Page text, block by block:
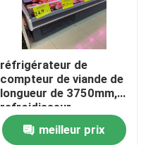
réfrigérateur de
compteur de viande de
longueur de 3750mm,
refroidisseur
d'affichage de la viande
180L d'aciermeilleur prix